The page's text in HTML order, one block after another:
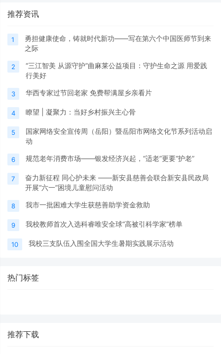
推荐资讯
1
勇担健康使命，铸就时代新功——写在第六个中国医师节到来
之际
2
“三江智美 从源守护”曲麻莱公益项目：守护生命之源 用爱践
行美好
3 华西专家过节回老家 免费帮满屋乡亲看片
4 瞭望 | 凝聚力：当好乡村振兴主心骨
5
国家网络安全宣传周（岳阳）暨岳阳市网络文化节系列活动启
动
6 规范老年消费市场——银发经济兴起，“适老”更要“护老”
7
奋力新征程 同心护未来 ——新安县慈善会联合新安县民政局
开展“六一”困境儿童慰问活动
8 我市一批困难大学生获慈善助学资金救助
9 我校教师首次入选科睿唯安全球“高被引科学家”榜单
10 我校三支队伍入围全国大学生暑期实践展示活动
热门标签
推荐下载